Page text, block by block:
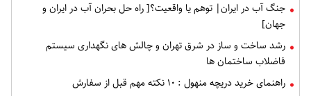
جنگ آب در ایران| توهم یا واقعیت؟[ راه حل بحران آب در ایران و
جهان]
رشد ساخت و ساز در شرق تهران و چالش های نگهداری سیستم
فاضلاب ساختمان ها
راهنمای خرید دریچه منهول : ۱۰ نکته مهم قبل از سفارش